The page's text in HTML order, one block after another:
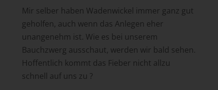
Mir selber haben Wadenwickel immer ganz gut
geholfen, auch wenn das Anlegen eher
unangenehm ist. Wie es bei unserem
Bauchzwerg ausschaut, werden wir bald sehen.
Hoffentlich kommt das Fieber nicht allzu
schnell auf uns zu ?